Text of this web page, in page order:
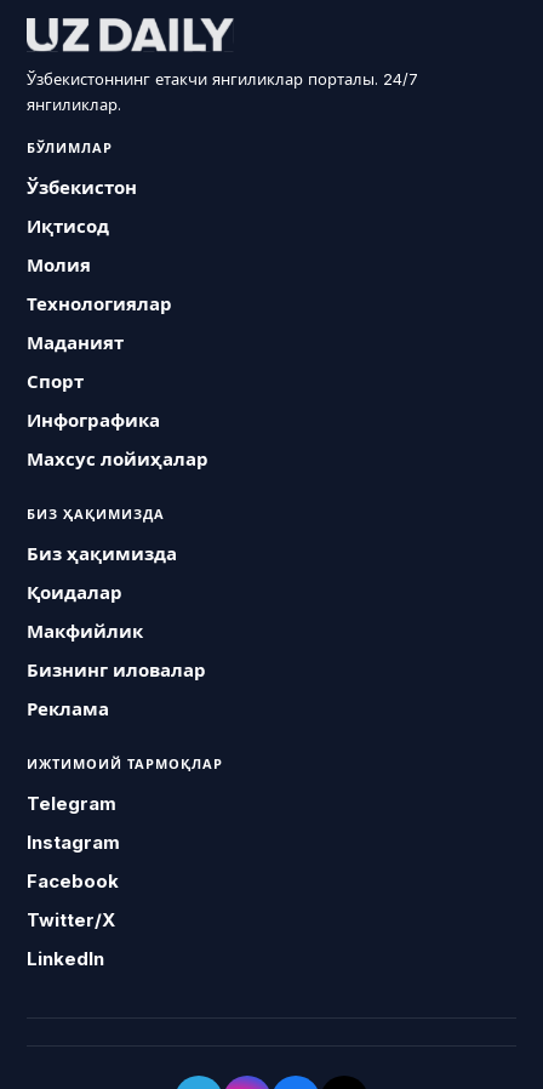
Ўзбекистоннинг етакчи янгиликлар порталы. 24/7
янгиликлар.
БЎЛИМЛАР
Ўзбекистон
Иқтисод
Молия
Технологиялар
Маданият
Спорт
Инфографика
Махсус лойиҳалар
БИЗ ҲАҚИМИЗДА
Биз ҳақимизда
Қоидалар
Макфийлик
Бизнинг иловалар
Реклама
ИЖТИМОИЙ ТАРМОҚЛАР
Telegram
Instagram
Facebook
Twitter/X
LinkedIn